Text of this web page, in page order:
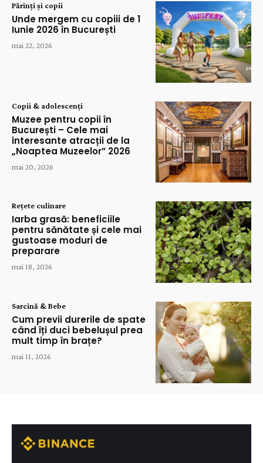
Părinți și copii
Unde mergem cu copiii de 1
Iunie 2026 în București
mai 22, 2026
Copii & adolescenți
Muzee pentru copii în
București – Cele mai
interesante atracții de la
„Noaptea Muzeelor” 2026
mai 20, 2026
Rețete culinare
Iarba grasă: beneficiile
pentru sănătate și cele mai
gustoase moduri de
preparare
mai 18, 2026
Sarcină & Bebe
Cum previi durerile de spate
când îți duci bebelușul prea
mult timp în brațe?
mai 11, 2026